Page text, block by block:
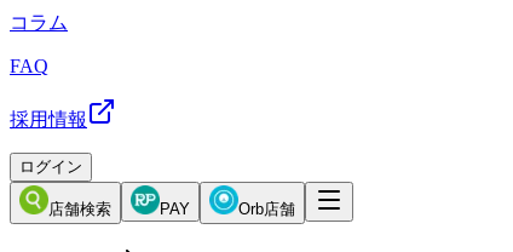
コラム
FAQ
採用情報
ログイン
店舗検索 PAY Orb店舗